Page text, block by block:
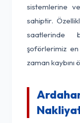
sistemlerine
sahiptir.
saatlerinde
şoförlerimiz
zaman kaybını